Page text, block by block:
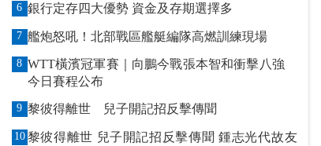
6 銀行定存四大優勢 資金及存期選擇多
7 艦炮怒吼！北部戰區艦艇編隊高燃訓練現場
8 WTT橫濱冠軍賽｜向鵬今戰張本智和衝擊八強
今日賽程公布
9 黎彼得離世 兒子開記招反擊傳聞
10 黎彼得離世 兒子開記招反擊傳聞 鍾志光代故友